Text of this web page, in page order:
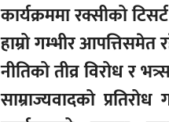
कार्यक्रममा रक्सीको
हाम्रो गम्भीर
नीतिको तीव्र विरोध र
साम्राज्यवादको